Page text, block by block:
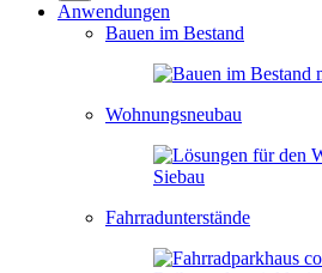
Anwendungen
Bauen im Bestand
Wohnungsneubau
Fahrradunterstände